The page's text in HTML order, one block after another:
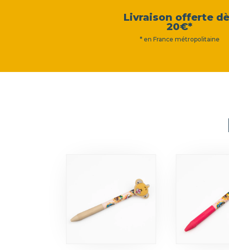
Livraison offerte
20€*
* en France métropolitaine